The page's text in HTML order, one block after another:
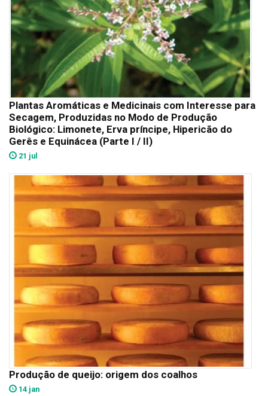
Plantas Aromáticas e Medicinais com Interesse para
Secagem, Produzidas no Modo de Produção
Biológico: Limonete, Erva príncipe, Hipericão do
Gerês e Equinácea (Parte I / II)
21 jul
Produção de queijo: origem dos coalhos
14 jan